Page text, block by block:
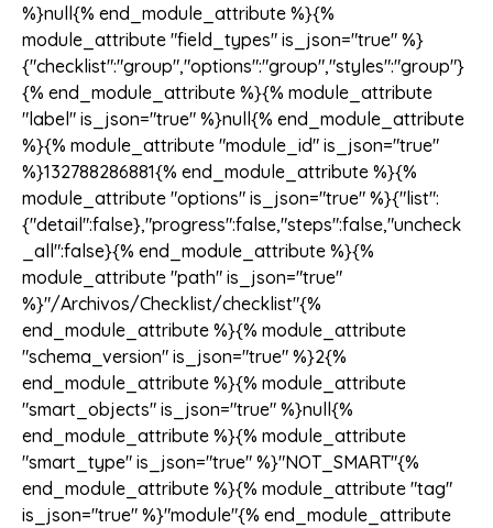
%}null{% end_module_attribute %}{%
module_attribute "field_types" is_json="true" %}
{"checklist":"group","options":"group","styles":"group"}
{% end_module_attribute %}{% module_attribute
"label" is_json="true" %}null{% end_module_attribute
%}{% module_attribute "module_id" is_json="true"
%}132788286881{% end_module_attribute %}{%
module_attribute "options" is_json="true" %}{"list":
{"detail":false},"progress":false,"steps":false,"uncheck
_all":false}{% end_module_attribute %}{%
module_attribute "path" is_json="true"
%}"/Archivos/Checklist/checklist"{%
end_module_attribute %}{% module_attribute
"schema_version" is_json="true" %}2{%
end_module_attribute %}{% module_attribute
"smart_objects" is_json="true" %}null{%
end_module_attribute %}{% module_attribute
"smart_type" is_json="true" %}"NOT_SMART"{%
end_module_attribute %}{% module_attribute "tag"
is_json="true" %}"module"{% end_module_attribute